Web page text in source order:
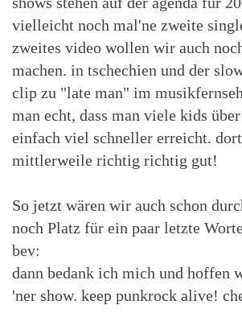
vielleicht noch mal'ne zweite
zweites video wollen wir auch
machen. in tschechien und der
clip zu "late man" im
man echt, dass man viele kids
einfach viel schneller erreicht.
mittlerweile richtig richtig gut!
So jetzt wären wir auch schon
noch Platz für ein paar letzte
bev:
dann bedank ich mich und hoffen
'ner show. keep punkrock alive!